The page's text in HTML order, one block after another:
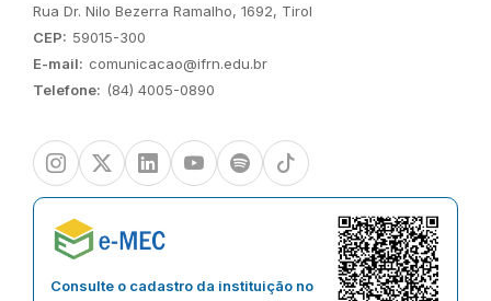
Endereço:
Rua Dr. Nilo Bezerra Ramalho, 1692, Tirol
CEP: 59015-300
E-mail: comunicacao@ifrn.edu.br
Telefone: (84) 4005-0890
InstagramTwitter/XLinkedinYoutubeSpotify TikTok
Consulte o cadastro da instituição no